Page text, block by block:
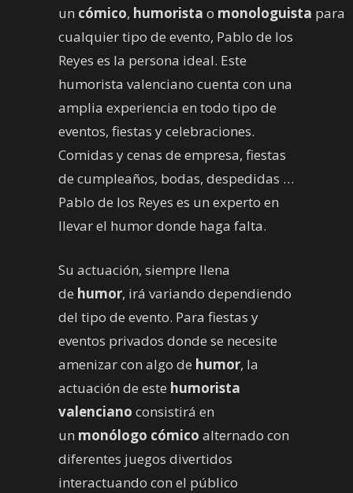
un cómico, humorista o monologuista para
cualquier tipo de evento, Pablo de los
Reyes es la persona ideal. Este
humorista valenciano cuenta con una
amplia experiencia en todo tipo de
eventos, fiestas y celebraciones.
Comidas y cenas de empresa, fiestas
de cumpleaños, bodas, despedidas …
Pablo de los Reyes es un experto en
llevar el humor donde haga falta.
Su actuación, siempre llena
de humor, irá variando dependiendo
del tipo de evento. Para fiestas y
eventos privados donde se necesite
amenizar con algo de humor, la
actuación de este humorista
valenciano consistirá en
un monólogo cómico alternado con
diferentes juegos divertidos
interactuando con el público